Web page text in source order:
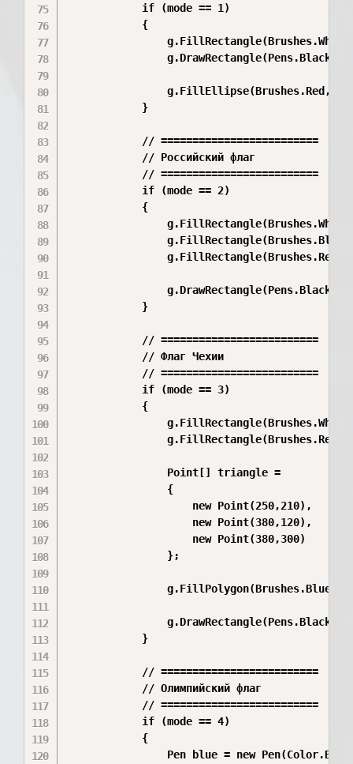
            if (mode == 1)
            {
g.DrawRectangle(Pens.Black,
g.FillEllipse(Brushes.Red,
            }
            // =========================
            // Российский флаг
            // =========================
            if (mode == 2)
            {
g.FillRectangle(Brushes.Red,
g.DrawRectangle(Pens.Black,
            }
            // =========================
            // Флаг Чехии
            // =========================
            if (mode == 3)
            {
g.FillRectangle(Brushes.Red,
                Point[] triangle =
                {
                    new Point(250,210),
                    new Point(380,120),
                    new Point(380,300)
                };
g.FillPolygon(Brushes.Blue,
g.DrawRectangle(Pens.Black,
            }
            // =========================
            // Олимпийский флаг
            // =========================
            if (mode == 4)
            {
Pen blue = new